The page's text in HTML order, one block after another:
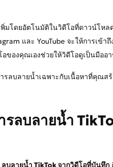
พิ่มโดยอัตโนมัติในวิดีโอที่ดาวน์โหล
และ YouTube จะให้การเข้
อของคุณเองช่วยให้วิดีโอดูเป็นมืออ
รลบลายน้ำเฉพาะกับเนื้อหาที่คุณส
รลบลายน้ำ
ลบลายน้ำ TikTok จากวิดีโอที่บันทึก